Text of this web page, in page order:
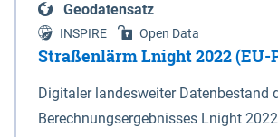
projizierte Koordinaten im
Terrestrischen Referenzsystem 1989
der Universalen Transversalen
bezogen auf die Zone 32 N (UTM
(Anlage 4); Gleiches gilt für die
Geodatensatz
INSPIRE Open Data
Straßenlärm Lnight 2022
Digitaler landesweiter Datenbestand
Berechnungsergebnisses Lnight